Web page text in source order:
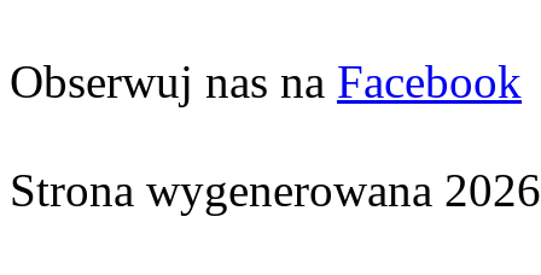
Obserwuj nas na Facebook
Strona wygenerowana